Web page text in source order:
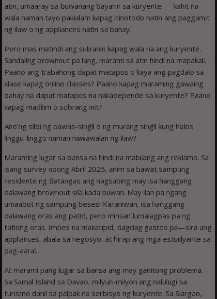
atin, umaaray sa buwanang bayarin sa kuryente — kahit na
wala naman tayo pakialam kapag itinotodo natin ang paggamit
ng ilaw o ng appliances natin sa bahay.
Pero mas matindi ang suliranin kapag wala na ang kuryente.
Sandaling brownout pa lang, marami sa atin hindi na mapakali.
Paano ang trabahong dapat matapos o kaya ang pagdalo sa
klase kapag online classes? Paano kapag maraming gawaing
bahay na dapat matapos na nakadepende sa kuryente? Paano
kapag madilim o sobrang init?
Ano’ng silbi ng bawas-singil o ng murang singil kung halos
linggu-linggo naman nawawalan ng ilaw?
Maraming lugar sa bansa na hindi na mabilang ang reklamo. Sa
isang survey noong Abril 2025, anim sa bawat sampung
residente ng Batangas ang nagsabing may isa hanggang
dalawang brownout sila kada buwan. May ilan pa ngang
umaabot ng sampung beses! Karaniwan, isa hanggang
dalawang oras ang patid, pero minsan lumalagpas pa ng
tatlong oras. Imbes na makatipid, dagdag gastos pa—sira ang
appliances, abala sa negosyo, at hirap ang mga estudyante sa
pag-aaral.
At marami pang lugar sa bansa ang may ganitong problema.
Sa Samal Island sa Davao, milyun-milyon ang nalulugi sa
turismo dahil sa palpak na serbisyo ng kuryente. Sa Siargao,